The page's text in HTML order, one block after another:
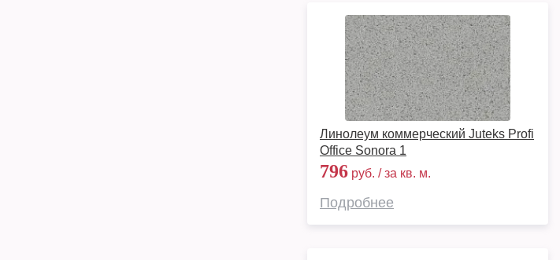
Линолеум коммерческий Juteks Profi
Office Sonora 1
796 руб. / за кв. м.
Подробнее